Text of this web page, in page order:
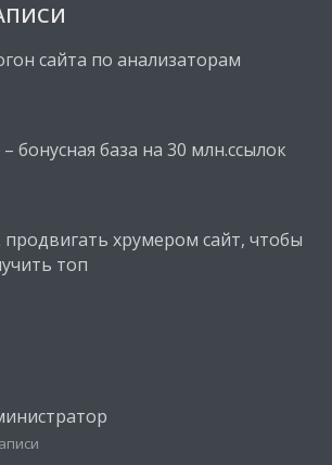
сайта по анализаторам
– бонусная база на 30 млн.ссылок
продвигать хрумером сайт, чтобы
топ